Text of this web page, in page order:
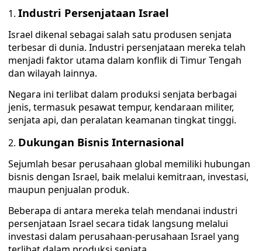
Industri Persenjataan Israel
Israel dikenal sebagai salah satu produsen senjata
terbesar di dunia. Industri persenjataan mereka telah
menjadi faktor utama dalam konflik di Timur Tengah
dan wilayah lainnya.
Negara ini terlibat dalam produksi senjata berbagai
jenis, termasuk pesawat tempur, kendaraan militer,
senjata api, dan peralatan keamanan tingkat tinggi.
Dukungan Bisnis Internasional
Sejumlah besar perusahaan global memiliki hubungan
bisnis dengan Israel, baik melalui kemitraan, investasi,
maupun penjualan produk.
Beberapa di antara mereka telah mendanai industri
persenjataan Israel secara tidak langsung melalui
investasi dalam perusahaan-perusahaan Israel yang